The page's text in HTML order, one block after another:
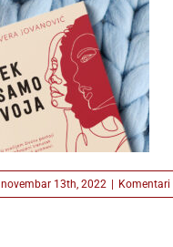
novembar 13th, 2022 | Komentari